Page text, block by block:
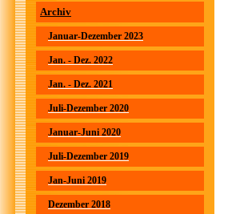
Archiv
Januar-Dezember 2023
Jan. - Dez. 2022
Jan. - Dez. 2021
Juli-Dezember 2020
Januar-Juni 2020
Juli-Dezember 2019
Jan-Juni 2019
Dezember 2018